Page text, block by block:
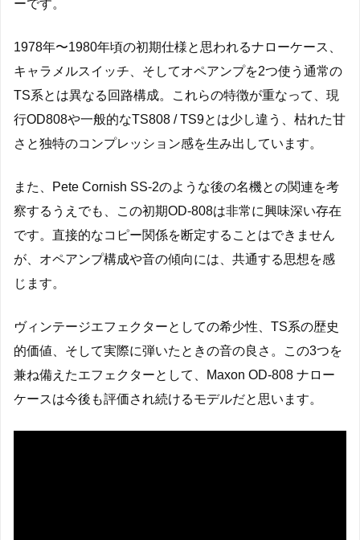
ーです。
1978年〜1980年頃の初期仕様と思われるナローケース、
キャラメルスイッチ、そしてオペアンプを2つ使う通常の
TS系とは異なる回路構成。これらの特徴が重なって、現
行OD808や一般的なTS808 / TS9とは少し違う、枯れた甘
さと独特のコンプレッション感を生み出しています。
また、Pete Cornish SS-2のような後の名機との関連を考
察するうえでも、この初期OD-808は非常に興味深い存在
です。直接的なコピー関係を断定することはできません
が、オペアンプ構成や音の傾向には、共通する思想を感
じます。
ヴィンテージエフェクターとしての希少性、TS系の歴史
的価値、そして実際に弾いたときの音の良さ。この3つを
兼ね備えたエフェクターとして、Maxon OD-808 ナロー
ケースは今後も評価され続けるモデルだと思います。